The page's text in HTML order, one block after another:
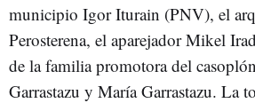
municipio Igor Iturain (PNV), el
Perosterena, el aparejador Mikel
de la familia promotora del
Garrastazu y María Garrastazu. La